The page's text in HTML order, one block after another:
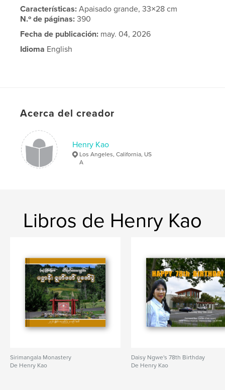
Características:Apaisado grande, 33×28 cm
N.º de páginas:390
Fecha de publicación: may. 04, 2026
Idioma English
Acerca del creador
Henry Kao
Los Angeles, California, US
A
Libros de Henry Kao
Sirimangala Monastery
De Henry Kao
Daisy Ngwe's 78th Birthday
De Henry Kao